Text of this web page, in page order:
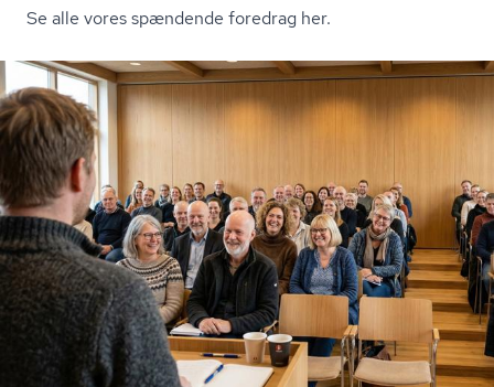
Se alle vores spændende foredrag her.